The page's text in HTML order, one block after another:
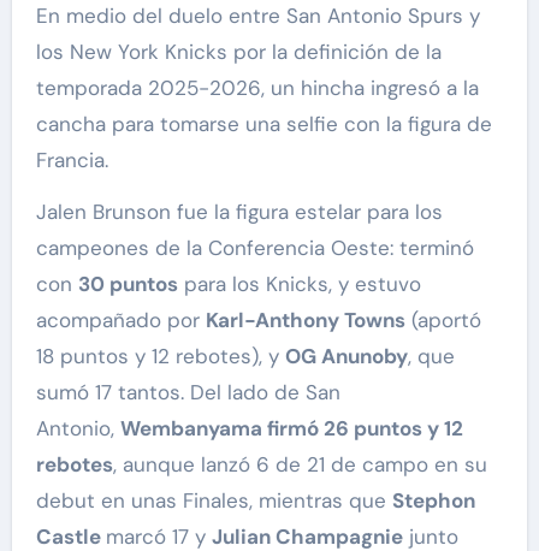
En medio del duelo entre San Antonio Spurs y
los New York Knicks por la definición de la
temporada 2025-2026, un hincha ingresó a la
cancha para tomarse una selfie con la figura de
Francia.
Jalen Brunson fue la figura estelar para los
campeones de la Conferencia Oeste: terminó
con 30 puntospara los Knicks, y estuvo
acompañado por Karl-Anthony Towns(aportó
18 puntos y 12 rebotes), y OG Anunoby, que
sumó 17 tantos. Del lado de San
Antonio, Wembanyama firmó 26 puntos y 12
rebotes, aunque lanzó 6 de 21 de campo en su
debut en unas Finales, mientras que Stephon
Castle marcó 17 y Julian Champagniejunto